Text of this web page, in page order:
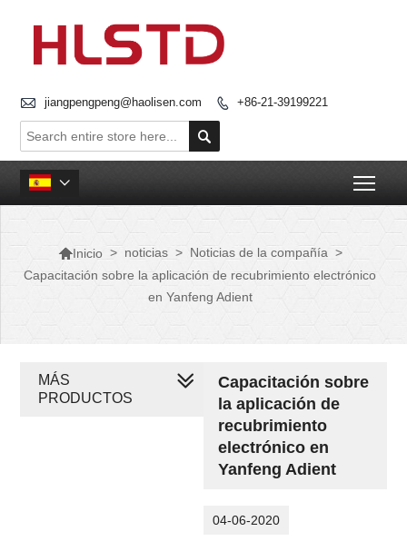
 jiangpengpeng@haolisen.com  +86-21-39199221


Inicio > noticias > Noticias de la compañía >
Capacitación sobre la aplicación de recubrimiento electrónico
en Yanfeng Adient
Capacitación sobre
la aplicación de
recubrimiento
electrónico en
Yanfeng Adient
04-06-2020
MÁS
PRODUCTOS